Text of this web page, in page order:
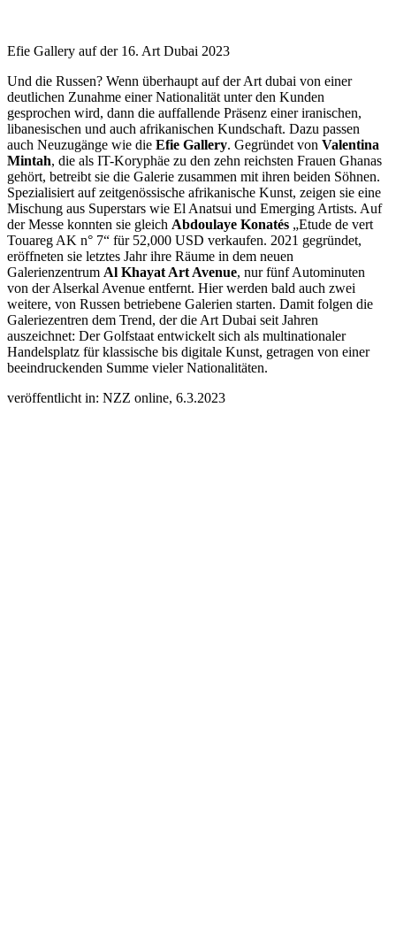
Efie Gallery auf der 16. Art Dubai 2023
Und die Russen? Wenn überhaupt auf der Art dubai von einer
deutlichen Zunahme einer Nationalität unter den Kunden
gesprochen wird, dann die auffallende Präsenz einer iranischen,
libanesischen und auch afrikanischen Kundschaft. Dazu passen
auch Neuzugänge wie die Efie Gallery. Gegründet von Valentina
Mintah, die als IT-Koryphäe zu den zehn reichsten Frauen Ghanas
gehört, betreibt sie die Galerie zusammen mit ihren beiden Söhnen.
Spezialisiert auf zeitgenössische afrikanische Kunst, zeigen sie eine
Mischung aus Superstars wie El Anatsui und Emerging Artists. Auf
der Messe konnten sie gleich Abdoulaye Konatés „Etude de vert
Touareg AK n° 7“ für 52,000 USD verkaufen. 2021 gegründet,
eröffneten sie letztes Jahr ihre Räume in dem neuen
Galerienzentrum Al Khayat Art Avenue, nur fünf Autominuten
von der Alserkal Avenue entfernt. Hier werden bald auch zwei
weitere, von Russen betriebene Galerien starten. Damit folgen die
Galeriezentren dem Trend, der die Art Dubai seit Jahren
auszeichnet: Der Golfstaat entwickelt sich als multinationaler
Handelsplatz für klassische bis digitale Kunst, getragen von einer
beeindruckenden Summe vieler Nationalitäten.
veröffentlicht in: NZZ online, 6.3.2023